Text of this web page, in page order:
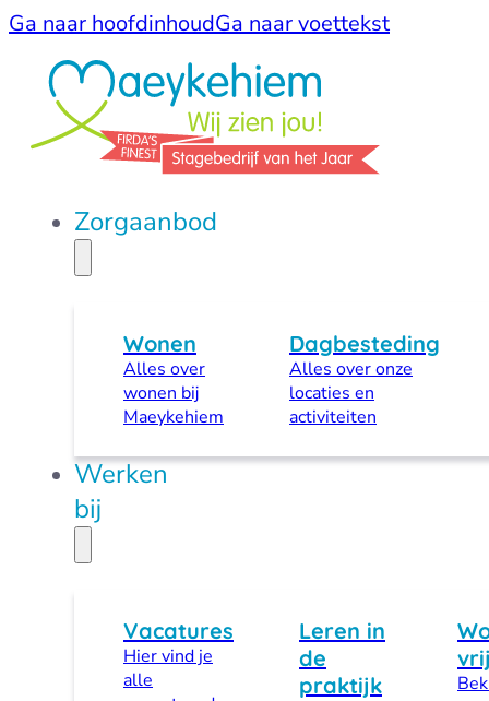
Ga naar hoofdinhoudGa naar voettekst
Zorgaanbod
Wonen
Alles over
wonen bij
Maeykehiem
Dagbesteding
Alles over onze
locaties en
activiteiten
Werken
bij
Vacatures
Hier vind je
alle
Leren in
de
praktijk